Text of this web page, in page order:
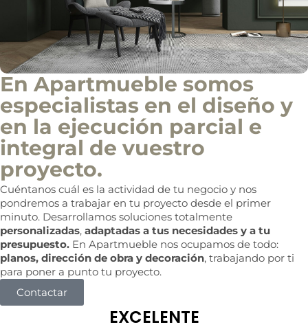
En Apartmueble somos
especialistas en el diseño y
en la ejecución parcial e
integral de vuestro
proyecto.
Cuéntanos cuál es la actividad de tu negocio y nos
pondremos a trabajar en tu proyecto desde el primer
minuto. Desarrollamos soluciones totalmente
personalizadas, adaptadas a tus necesidades y a tu
presupuesto. En Apartmueble nos ocupamos de todo:
planos, dirección de obra y decoración, trabajando por ti
para poner a punto tu proyecto.
Contactar
EXCELENTE